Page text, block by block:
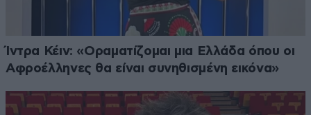
Ίντρα Κέιν: «Οραματίζομαι μια Ελλάδα όπου οι
Αφροέλληνες θα είναι συνηθισμένη εικόνα»